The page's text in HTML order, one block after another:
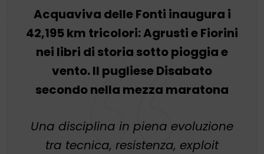
Acquaviva delle Fonti inaugura i
42,195 km tricolori: Agrusti e Fiorini
nei libri di storia sotto pioggia e
vento. Il pugliese Disabato
secondo nella mezza maratona
Una disciplina in piena evoluzione
tra tecnica, resistenza, exploit